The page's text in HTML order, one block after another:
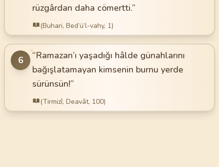
rüzgârdan daha cömertti.”
(Buhari, Bed’ü’l-vahy, 1)
6
✦“Ramazan’ı yaşadığı hâlde günahlarını
bağışlatamayan kimsenin burnu yerde
sürünsün!”
(Tirmizî, Deavât, 100)